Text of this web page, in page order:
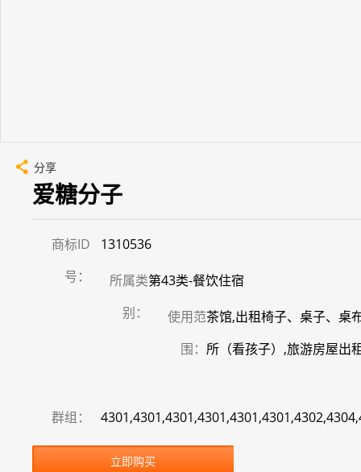
分享
爱糖分子
商标ID
号：
1310536
所属类
别：
第43类-餐饮住宿
使用范
围：
茶馆,出租椅子、桌子、桌
所（看孩子）,旅游房屋出
群组：
立即购买